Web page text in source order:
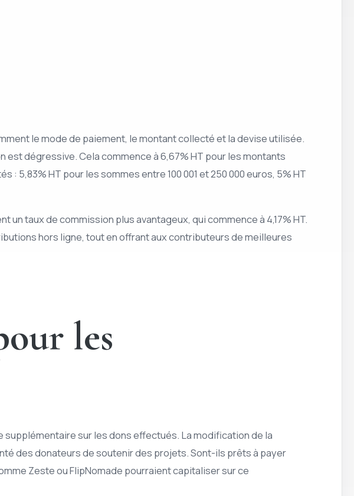
le mode de paiement, le montant collecté et la devise utilisée.
dégressive. Cela commence à 6,67% HT pour les montants
5,83% HT pour les sommes entre 100 001 et 250 000 euros, 5% HT
taux de commission plus avantageux, qui commence à 4,17% HT.
hors ligne, tout en offrant aux contributeurs de meilleures
les
sur les dons effectués. La modification de la
des donateurs de soutenir des projets. Sont-ils prêts à payer
Zeste ou FlipNomade pourraient capitaliser sur ce